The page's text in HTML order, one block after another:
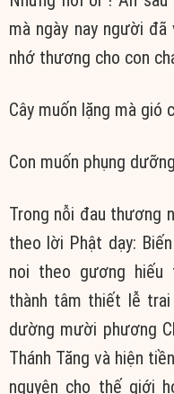
mà ngày nay người
nhớ thương cho con
Cây muốn lặng mà gió
Con muốn phụng
Trong nỗi đau thương
theo lời Phật dạy:
noi theo gương
thành tâm thiết lễ
dường mười phương
Thánh Tăng và hiện
nguyện cho thế giới